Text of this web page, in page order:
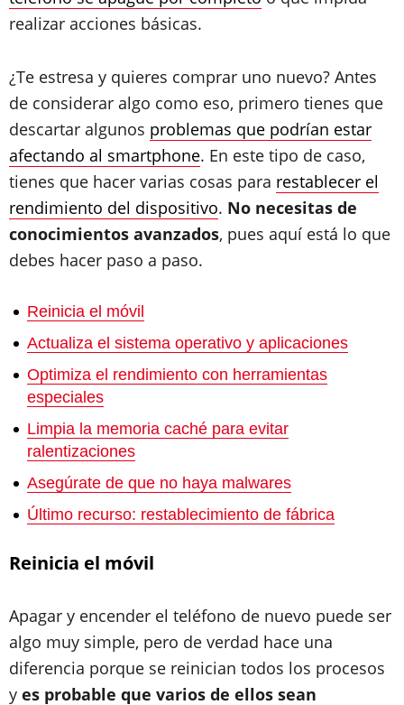
realizar acciones básicas.
¿Te estresa y quieres comprar uno nuevo? Antes
de considerar algo como eso, primero tienes que
descartar algunos problemas que podrían estar
afectando al smartphone. En este tipo de caso,
tienes que hacer varias cosas para restablecer el
rendimiento del dispositivo. No necesitas de
conocimientos avanzados, pues aquí está lo que
debes hacer paso a paso.
Reinicia el móvil
Actualiza el sistema operativo y aplicaciones
Optimiza el rendimiento con herramientas
especiales
Limpia la memoria caché para evitar
ralentizaciones
Asegúrate de que no haya malwares
Último recurso: restablecimiento de fábrica
Reinicia el móvil
Apagar y encender el teléfono de nuevo puede ser
algo muy simple, pero de verdad hace una
diferencia porque se reinician todos los procesos
y es probable que varios de ellos sean